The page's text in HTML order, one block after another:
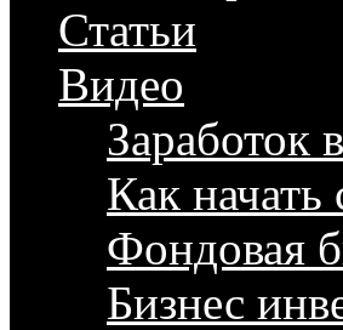
Статьи
Видео
Заработок
Как начать
Фондовая
Бизнес